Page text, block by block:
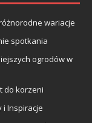
wariacje
spotkania
ogrodów w
do korzeni
i Inspiracje